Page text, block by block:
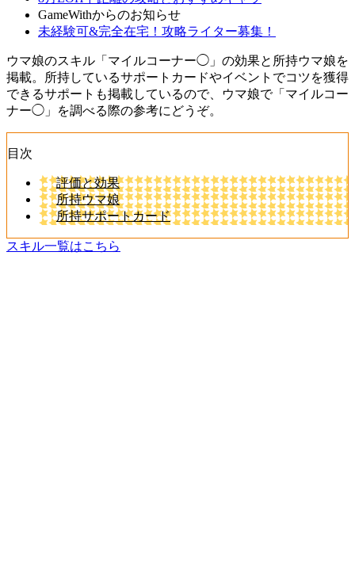
GameWithからのお知らせ
未経験可&完全在宅！攻略ライター募集！
ウマ娘のスキル「マイルコーナー◯」の効果と所持ウマ娘を
掲載。所持しているサポートカードやイベントでコツを獲得
できるサポートも掲載しているので、ウマ娘で「マイルコー
ナー◯」を調べる際の参考にどうぞ。
目次
評価と効果
所持ウマ娘
所持サポートカード
スキル一覧はこちら